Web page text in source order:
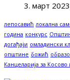
3. март
лепосавић локална
година конкурс
догађаји омладински
општине божић
Канцеларија за Косово